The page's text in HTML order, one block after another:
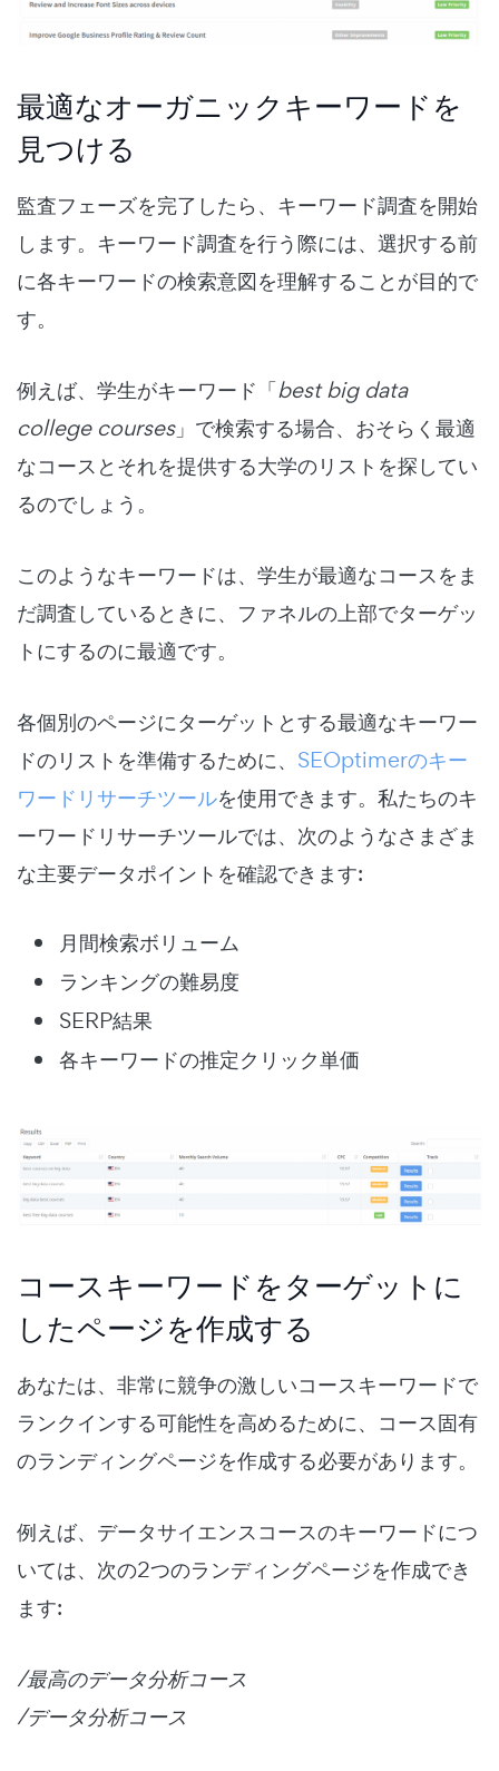
最適なオーガニックキーワードを
見つける
監査フェーズを完了したら、キーワード調査を開始
します。 キーワード調査を行う際には、選択する前
に各キーワードの検索意図を理解することが目的で
す。
例えば、学生がキーワード「best big data
college courses」で検索する場合、おそらく最適
なコースとそれを提供する大学のリストを探してい
るのでしょう。
このようなキーワードは、学生が最適なコースをま
だ調査しているときに、ファネルの上部でターゲッ
トにするのに最適です。
各個別のページにターゲットとする最適なキーワー
ドのリストを準備するために、 SEOptimerのキー
ワードリサーチツールを使用できます。私たちのキ
ーワードリサーチツールでは、次のようなさまざま
な主要データポイントを確認できます:
月間検索ボリューム
ランキングの難易度
SERP結果
各キーワードの推定クリック単価
コースキーワードをターゲットに
したページを作成する
あなたは、非常に競争の激しいコースキーワードで
ランクインする可能性を高めるために、コース固有
のランディングページを作成する必要があります。
例えば、データサイエンスコースのキーワードにつ
いては、次の2つのランディングページを作成でき
ます:
/最高のデータ分析コース
/データ分析コース